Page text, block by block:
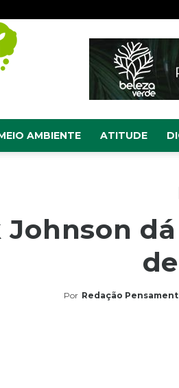
AMBIENTE ATITUDE
Johnson
Por Redação